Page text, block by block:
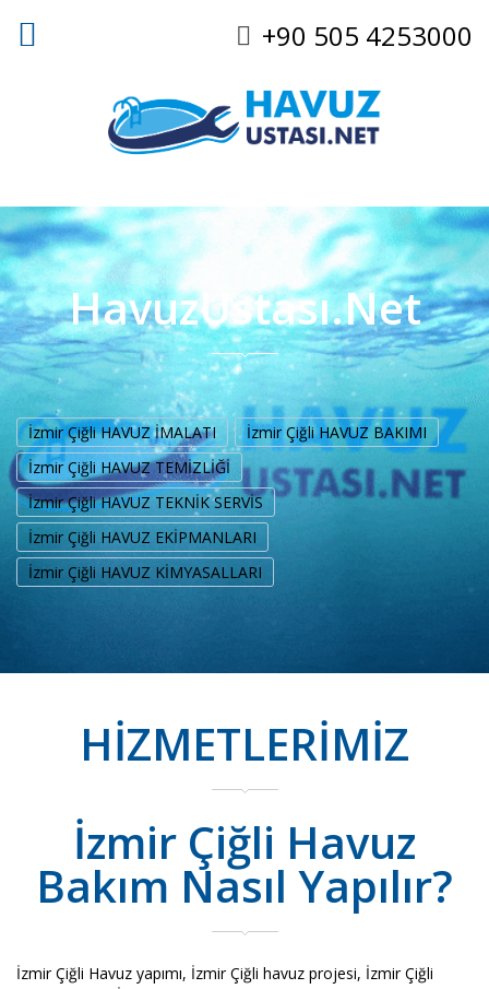
+90 505 4253000
HavuzUstası.Net
İzmir Çiğli HAVUZ İMALATI
İzmir Çiğli HAVUZ BAKIMI
İzmir Çiğli HAVUZ TEMİZLİĞİ
İzmir Çiğli HAVUZ TEKNİK SERVİS
İzmir Çiğli HAVUZ EKİPMANLARI
İzmir Çiğli HAVUZ KİMYASALLARI
HİZMETLERİMİZ
İzmir Çiğli Havuz
Bakım Nasıl Yapılır?
İzmir Çiğli Havuz yapımı, İzmir Çiğli havuz projesi, İzmir Çiğli